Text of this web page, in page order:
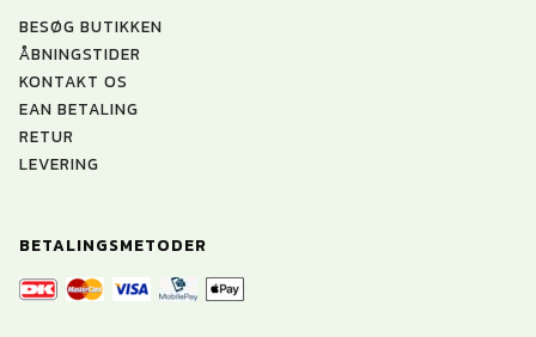
BESØG BUTIKKEN
ÅBNINGSTIDER
KONTAKT OS
EAN BETALING
RETUR
LEVERING
BETALINGSMETODER